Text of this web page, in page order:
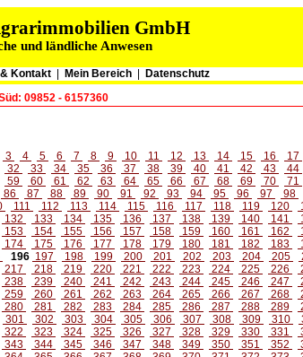
GmbH
und ländliche Anwesen
Kontakt| Mein Bereich Datenschutz
09852 - 6157360
3 4 5 6 7 8 9 10 11 12 13 14 15 16 17
32 33 34 35 36 37 38 39 40 41 42 43 44
59 60 61 62 63 64 65 66 67 68 69 70 71
86 87 88 89 90 91 92 93 94 95 96 97 98
111 112 113 114 115 116 117 118 119 120
132 133 134 135 136 137 138 139 140 141
153 154 155 156 157 158 159 160 161 162
174 175 176 177 178 179 180 181 182 183
196 197 198 199 200 201 202 203 204 205
217 218 219 220 221 222 223 224 225 226
238 239 240 241 242 243 244 245 246 247
259 260 261 262 263 264 265 266 267 268
280 281 282 283 284 285 286 287 288 289
301 302 303 304 305 306 307 308 309 310
322 323 324 325 326 327 328 329 330 331
343 344 345 346 347 348 349 350 351 352